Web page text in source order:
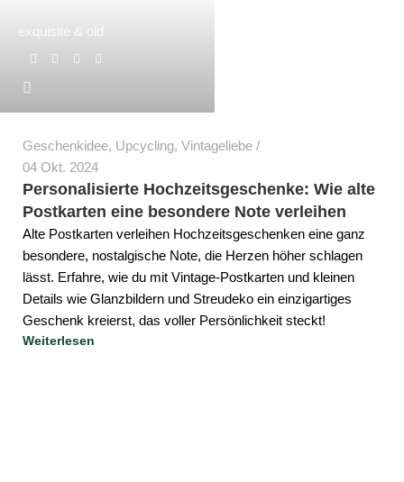
exquisite & old
Geschenkidee, Upcycling, Vintageliebe
04 Okt. 2024
Personalisierte Hochzeitsgeschenke: Wie alte
Postkarten eine besondere Note verleihen
Alte Postkarten verleihen Hochzeitsgeschenken eine ganz
besondere, nostalgische Note, die Herzen höher schlagen
lässt. Erfahre, wie du mit Vintage-Postkarten und kleinen
Details wie Glanzbildern und Streudeko ein einzigartiges
Geschenk kreierst, das voller Persönlichkeit steckt!
Weiterlesen